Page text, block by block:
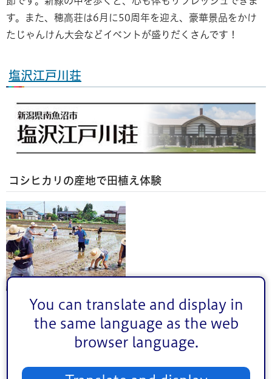
You can translate and display in
the same language as the web
browser language.
す。また、穂高荘は6月に50周年を迎え、豪華景品をかけ
たじゃんけん大会などイベントが盛りだくさんです！
塩沢江戸川荘
コシヒカリの産地で田植え体験
南魚沼の農家の田んぼで田植え体験をしてみませんか。土
の感触、稲の植え方、おにぎりの昼食など、楽しみながら
5月5日（火曜日・祝日）・15日（金曜日）